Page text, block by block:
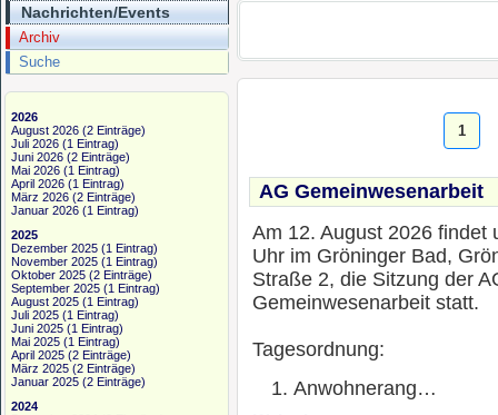
Nachrichten/Events
Archiv
Suche
2026
August 2026 (2 Einträge)
Juli 2026 (1 Eintrag)
Juni 2026 (2 Einträge)
Mai 2026 (1 Eintrag)
April 2026 (1 Eintrag)
März 2026 (2 Einträge)
Januar 2026 (1 Eintrag)
2025
Dezember 2025 (1 Eintrag)
November 2025 (1 Eintrag)
Oktober 2025 (2 Einträge)
September 2025 (1 Eintrag)
August 2025 (1 Eintrag)
Juli 2025 (1 Eintrag)
Juni 2025 (1 Eintrag)
Mai 2025 (1 Eintrag)
April 2025 (2 Einträge)
März 2025 (2 Einträge)
Januar 2025 (2 Einträge)
2024
1
AG Gemeinwesenarbeit
Am 12. August 2026 findet
Uhr im Gröninger Bad,
Straße 2, die Sitzung der
Gemeinwesenarbeit statt.
Tagesordnung:
Anwohnerang…